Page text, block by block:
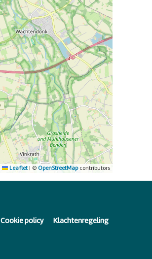
Leaflet © OpenStreetMapcontributors
Cookie policy Klachtenregeling